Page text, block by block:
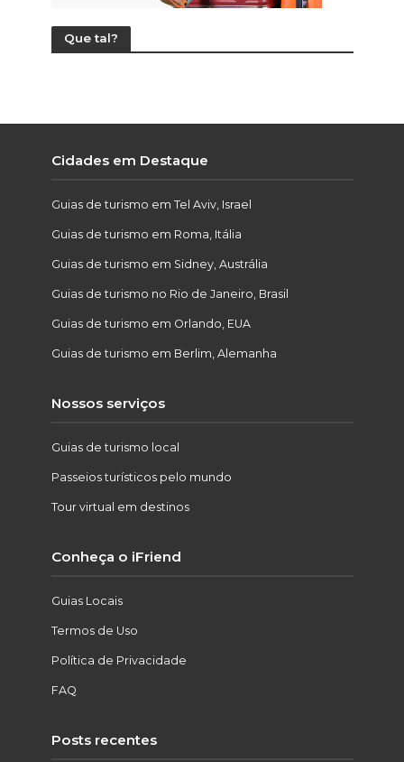
Que tal?
Cidades em Destaque
Guias de turismo em Tel Aviv, Israel
Guias de turismo em Roma, Itália
Guias de turismo em Sidney, Austrália
Guias de turismo no Rio de Janeiro, Brasil
Guias de turismo em Orlando, EUA
Guias de turismo em Berlim, Alemanha
Nossos serviços
Guias de turismo local
Passeios turísticos pelo mundo
Tour virtual em destinos
Conheça o iFriend
Guias Locais
Termos de Uso
Política de Privacidade
FAQ
Posts recentes